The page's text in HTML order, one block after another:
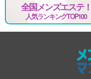
全国メンズエステ！
人気ランキングTOP100